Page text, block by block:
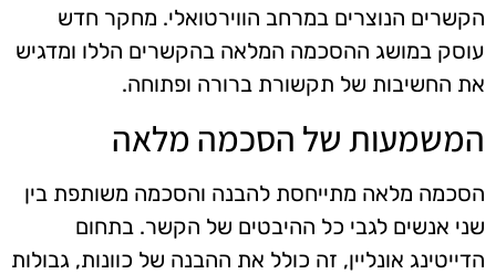
הקשרים הנוצרים במרחב הווירטואלי. מחקר חדש
עוסק במושג ההסכמה המלאה בהקשרים הללו ומדגיש
את החשיבות של תקשורת ברורה ופתוחה.
המשמעות של הסכמה מלאה
הסכמה מלאה מתייחסת להבנה והסכמה משותפת בין
שני אנשים לגבי כל ההיבטים של הקשר. בתחום
הדייטינג אונליין, זה כולל את ההבנה של כוונות, גבולות